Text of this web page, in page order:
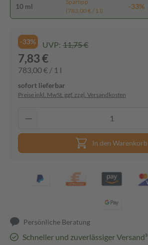
10 ml
Spartipp
(783,00 € / 1 l)
-33%
-33% UVP: 11,75 €
7,83 €
783,00 € / 1 l
sofort lieferbar
Preise inkl. MwSt. ggf. zzgl. Versandkosten
In den Warenkorb
Persönliche Beratung
Schneller und zuverlässiger Versand³